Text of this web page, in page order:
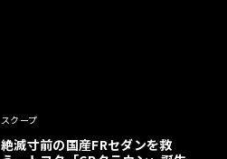
スクープ
絶滅寸前の国産FRセダンを救